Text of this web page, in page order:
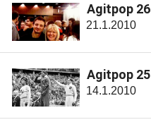
Agitpop 26
21.1.2010
Agitpop 25
14.1.2010